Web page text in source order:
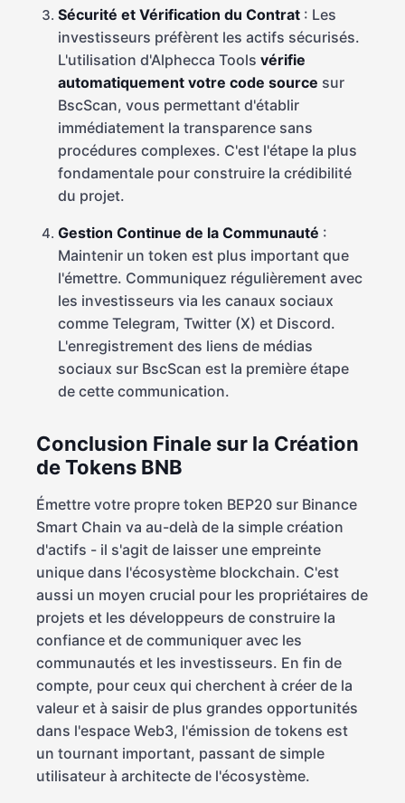
Sécurité et Vérification du Contrat : Les
investisseurs préfèrent les actifs sécurisés.
L'utilisation d'Alphecca Tools vérifie
automatiquement votre code source sur
BscScan, vous permettant d'établir
immédiatement la transparence sans
procédures complexes. C'est l'étape la plus
fondamentale pour construire la crédibilité
du projet.
Gestion Continue de la Communauté :
Maintenir un token est plus important que
l'émettre. Communiquez régulièrement avec
les investisseurs via les canaux sociaux
comme Telegram, Twitter (X) et Discord.
L'enregistrement des liens de médias
sociaux sur BscScan est la première étape
de cette communication.
Conclusion Finale sur la Création
de Tokens BNB
Émettre votre propre token BEP20 sur Binance
Smart Chain va au-delà de la simple création
d'actifs - il s'agit de laisser une empreinte
unique dans l'écosystème blockchain. C'est
aussi un moyen crucial pour les propriétaires de
projets et les développeurs de construire la
confiance et de communiquer avec les
communautés et les investisseurs. En fin de
compte, pour ceux qui cherchent à créer de la
valeur et à saisir de plus grandes opportunités
dans l'espace Web3, l'émission de tokens est
un tournant important, passant de simple
utilisateur à architecte de l'écosystème.